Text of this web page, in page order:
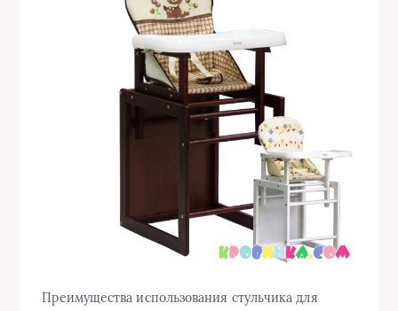
Преимущества использования стульчика для